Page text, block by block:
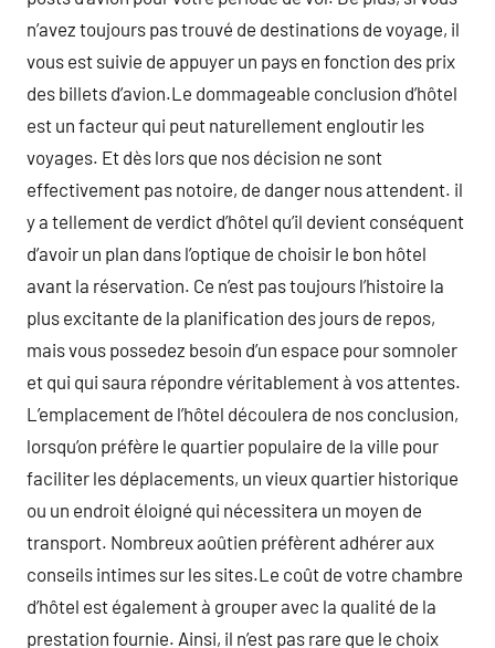
n’avez toujours pas trouvé de destinations de voyage, il
vous est suivie de appuyer un pays en fonction des prix
des billets d’avion.Le dommageable conclusion d’hôtel
est un facteur qui peut naturellement engloutir les
voyages. Et dès lors que nos décision ne sont
effectivement pas notoire, de danger nous attendent. il
y a tellement de verdict d’hôtel qu’il devient conséquent
d’avoir un plan dans l’optique de choisir le bon hôtel
avant la réservation. Ce n’est pas toujours l’histoire la
plus excitante de la planification des jours de repos,
mais vous possedez besoin d’un espace pour somnoler
et qui qui saura répondre véritablement à vos attentes.
L’emplacement de l’hôtel découlera de nos conclusion,
lorsqu’on préfère le quartier populaire de la ville pour
faciliter les déplacements, un vieux quartier historique
ou un endroit éloigné qui nécessitera un moyen de
transport. Nombreux aoûtien préfèrent adhérer aux
conseils intimes sur les sites.Le coût de votre chambre
d’hôtel est également à grouper avec la qualité de la
prestation fournie. Ainsi, il n’est pas rare que le choix